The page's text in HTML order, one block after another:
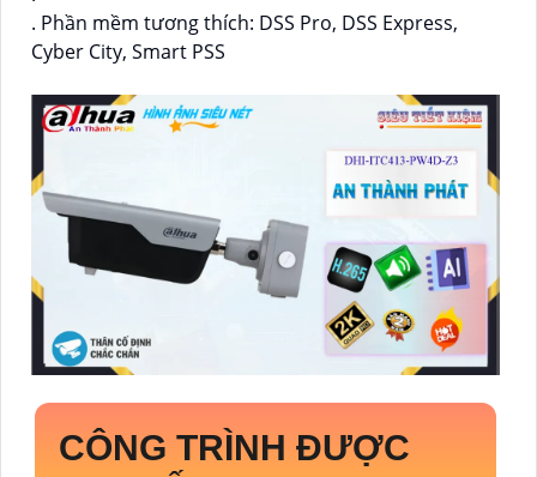
. Phần mềm tương thích: DSS Pro, DSS Express,
Cyber City, Smart PSS
CÔNG TRÌNH ĐƯỢC